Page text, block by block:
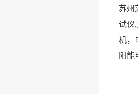
苏州
试仪
机，
阳能